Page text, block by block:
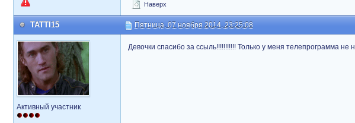
Наверх
TATTI15 Пятница, 07 ноября 2014, 23:25:08
Активный участник
Девочки спасибо за ссыль!!!!!!!!!!! Только у меня телепрограмма не